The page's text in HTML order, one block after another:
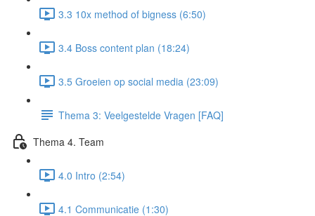
3.3 10x method of bigness (6:50)
3.4 Boss content plan (18:24)
3.5 Groeien op social media (23:09)
Thema 3: Veelgestelde Vragen [FAQ]
Thema 4. Team
4.0 Intro (2:54)
4.1 Communicatie (1:30)